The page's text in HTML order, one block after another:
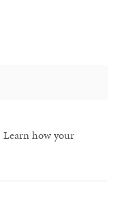
Learn how your